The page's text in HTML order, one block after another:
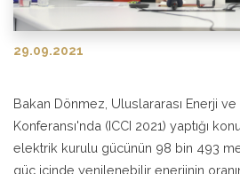
29.09.2021
Bakan Dönmez, Uluslararası Enerji ve
Konferansı'nda (ICCI 2021) yaptığı
elektrik kurulu gücünün 98 bin 493
güç içinde yenilenebilir enerjinin